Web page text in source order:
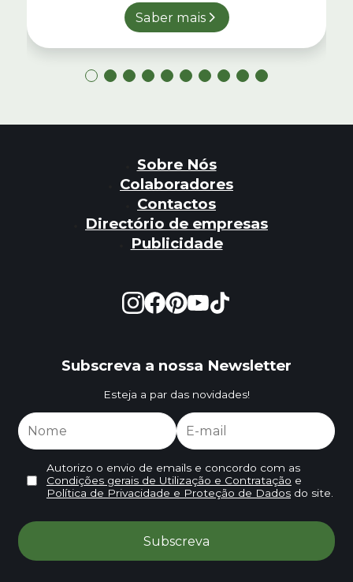
Saber mais
Sobre Nós
Colaboradores
Contactos
Directório de empresas
Publicidade
Subscreva a nossa Newsletter
Esteja a par das novidades!
Autorizo o envio de emails e concordo com as
Condições gerais de Utilização e Contratação e
Política de Privacidade e Proteção de Dadosdo site.